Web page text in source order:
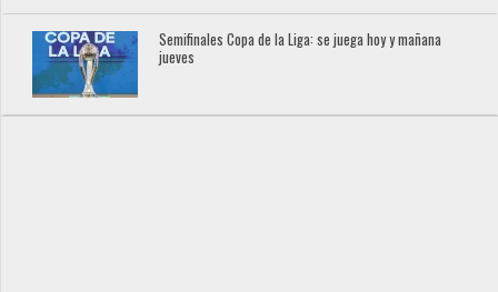
Semifinales Copa de la Liga: se juega hoy y mañana
jueves